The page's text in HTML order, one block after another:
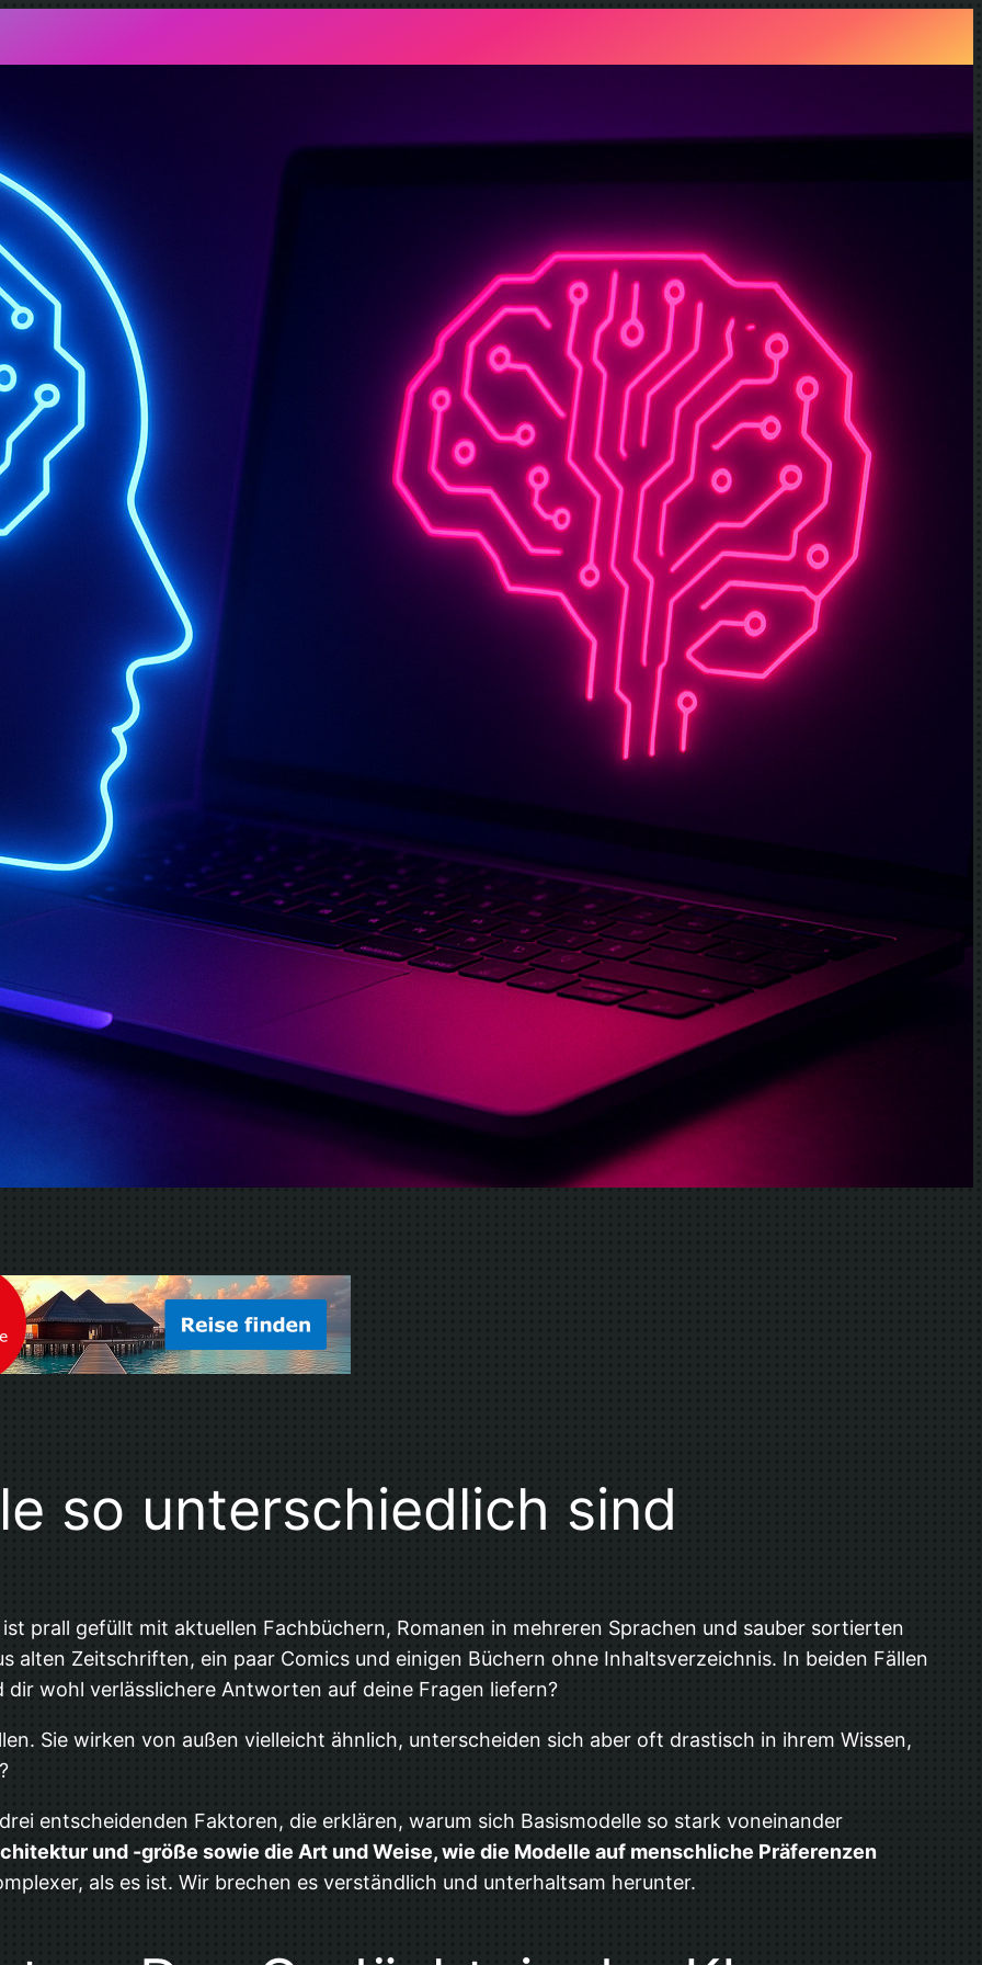
so unterschiedlich sind
prall gefüllt mit aktuellen Fachbüchern, Romanen in mehreren Sprachen und sauber sortierten
alten Zeitschriften, ein paar Comics und einigen Büchern ohne Inhaltsverzeichnis. In beiden Fällen
wohl verlässlichere Antworten auf deine Fragen liefern?
Sie wirken von außen vielleicht ähnlich, unterscheiden sich aber oft drastisch in ihrem Wissen,
entscheidenden Faktoren, die erklären, warum sich Basismodelle so stark voneinander
und -größe sowie die Art und Weise, wie die Modelle auf menschliche Präferenzen
als es ist. Wir brechen es verständlich und unterhaltsam herunter.